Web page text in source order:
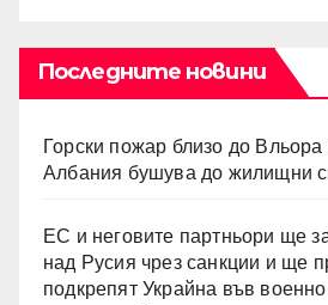
Последните новини
Горски пожар близо до
Албания бушува до жилищни
ЕС и неговите партньори ще
над Русия чрез санкции и ще
подкрепят Украйна във